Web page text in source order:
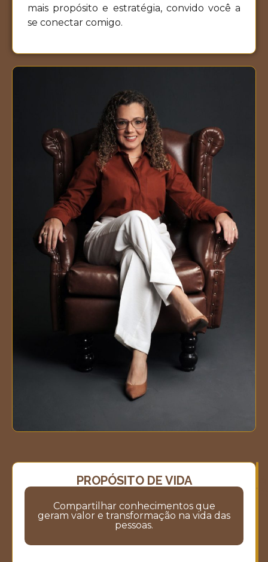
mais propósito e estratégia, convido você a
se conectar comigo.
PROPÓSITO DE VIDA
Compartilhar conhecimentos que
geram valor e transformação na vida das
pessoas.